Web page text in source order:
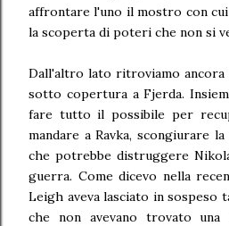
affrontare l'uno il mostro con
la scoperta di poteri che non si
Dall'altro lato ritroviamo ancora
sotto copertura a Fjerda.
fare tutto il possibile per
mandare a Ravka, scongiurare
che potrebbe distruggere
guerra. Come dicevo nella
Leigh aveva lasciato in sospeso
che non avevano trovato una